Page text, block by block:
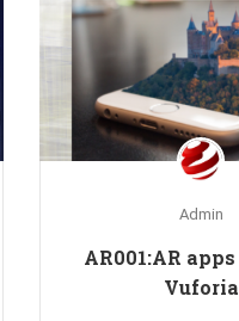
Admin
AR001:AR apps Unity &
Vuforia